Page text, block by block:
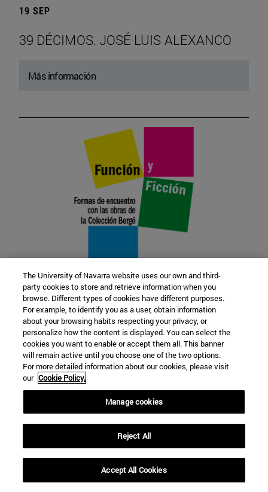
19 SEP
39 DÉCIMOS. JOSÉ LUIS ALEXANCO
Más información
22 SEP
FUNCIÓN Y FICCIÓN. Varios artistas
Más información
The University of Navarra website uses our own and third-
party cookies to store and retrieve information when you
browse. Different types of cookies have different purposes.
For example, to identify you as a user, obtain information
about your browsing habits respecting your privacy, or
personalize how the content is displayed. You can select the
cookies you want to enable or accept them all. This banner
will remain active until you choose one of the two options.
For more detailed information about our cookies, please visit
our Cookie Policy.
Manage cookies
Reject All
Accept All Cookies